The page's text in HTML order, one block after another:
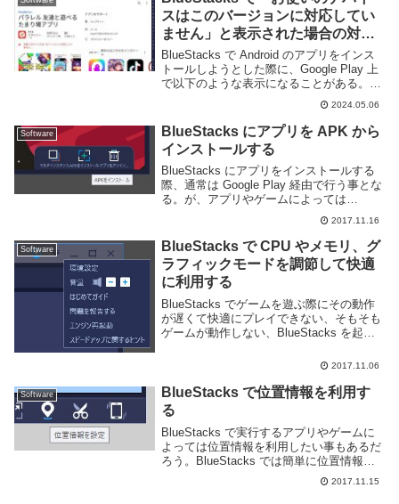
や...
スはこのバージョンに対応してい
ません」と表示された場合の対処
方法
BlueStacks で Android のアプリをインス
トールしようとした際に、Google Play 上
で以下のような表示になることがある。お
使いのデバイスはこのバージョンに対応し
ていません他には以下のようなパターンも
あるこのスマートフ...
2024.05.06
Software
BlueStacks にアプリを APK から
インストールする
BlueStacks にアプリをインストールする
際、通常は Google Play 経由で行う事とな
る。が、アプリやゲームによっては
Google Play からはインストールできない
事もある。そういう場合、Android ではア
プリの A...
2017.11.16
Software
BlueStacks で CPU やメモリ、グ
ラフィックモードを調節して快適
に利用する
BlueStacks でゲームを遊ぶ際にその動作
が遅くて快適にプレイできない、そもそも
ゲームが動作しない、BlueStacks を起動
には BlueStacks の設定を変更する事で改
2017.11.06
Software
BlueStacks で位置情報を利用す
る
BlueStacks で実行するアプリやゲームに
よっては位置情報を利用したい事もあるだ
ろう。BlueStacks では簡単に位置情報を
設定できる。位置情報を設定するにはウイ
ンドウ下部にあるツールバーから「位置情
2017.11.15